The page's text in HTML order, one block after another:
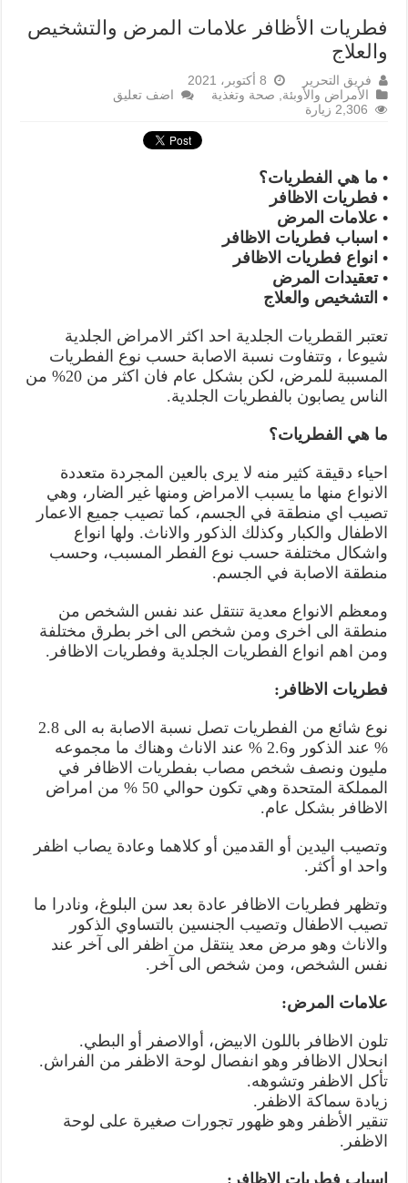
فطريات الأظافر علامات المرض والتشخيص
والعلاج
فريق التحرير
8 أكتوبر، 2021
الأمراض والأوبئة
صحة وتغذية
اضف تعليق
2,306 زيارة
• ما هي الفطريات؟
• فطريات الاظافر
• علامات المرض
• اسباب فطريات الاظافر
• انواع فطريات الاظافر
• تعقيدات المرض
• التشخيص والعلاج
تعتبر القطريات الجلدية احد اكثر الامراض الجلدية
شيوعا ، وتتفاوت نسبة الاصابة حسب نوع الفطريات
المسببة للمرض، لكن بشكل عام فان اكثر من 20% من
الناس يصابون بالفطريات الجلدية.
ما هي الفطريات؟
احياء دقيقة كثير منه لا يرى بالعين المجردة متعددة
الانواع منها ما يسبب الامراض ومنها غير الضار، وهي
تصيب اي منطقة في الجسم، كما تصيب جميع الاعمار
الاطفال والكبار وكذلك الذكور والاناث. ولها انواع
واشكال مختلفة حسب نوع الفطر المسبب، وحسب
منطقة الاصابة في الجسم.
ومعظم الانواع معدية تنتقل عند نفس الشخص من
منطقة الى اخرى ومن شخص الى اخر بطرق مختلفة
ومن اهم انواع الفطريات الجلدية وفطريات الاظافر.
فطريات الاظافر:
نوع شائع من الفطريات تصل نسبة الاصابة به الى 2.8
% عند الذكور و2.6 % عند الاناث وهناك ما مجموعه
مليون ونصف شخص مصاب بفطريات الاظافر في
المملكة المتحدة وهي تكون حوالي 50 % من امراض
الاظافر بشكل عام.
وتصيب اليدين أو القدمين أو كلاهما وعادة يصاب اظفر
واحد او أكثر.
وتظهر فطريات الاظافر عادة بعد سن البلوغ، ونادرا ما
تصيب الاطفال وتصيب الجنسين بالتساوي الذكور
والاناث وهو مرض معد ينتقل من اظفر الى آخر عند
نفس الشخص، ومن شخص الى آخر.
علامات المرض:
تلون الاظافر باللون الابيض، أوالاصفر أو البطي.
انحلال الاظافر وهو انفصال لوحة الاظفر من الفراش.
تأكل الاظفر وتشوهه.
زيادة سماكة الاظفر.
تنقير الأظفر وهو ظهور تجورات صغيرة على لوحة
الاظفر.
اسباب فطريات الاظافر: